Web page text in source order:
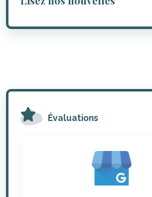
Évaluations